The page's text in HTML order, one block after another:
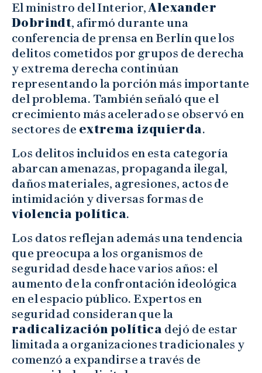
El ministro del Interior,Alexander
Dobrindt, afirmó durante una
conferencia de prensa en Berlín que los
delitos cometidos por grupos de derecha
y extrema derecha continúan
representando la porción más importante
del problema. También señaló que el
crecimiento más acelerado se observó en
sectores de extrema izquierda.
Los delitos incluidos en esta categoría
abarcan amenazas, propaganda ilegal,
daños materiales, agresiones, actos de
intimidación y diversas formas de
violencia política.
Los datos reflejan además una tendencia
que preocupa a los organismos de
seguridad desde hace varios años: el
aumento de la confrontación ideológica
en el espacio público. Expertos en
seguridad consideran que la
radicalización política dejó de estar
limitada a organizaciones tradicionales y
comenzó a expandirse a través de